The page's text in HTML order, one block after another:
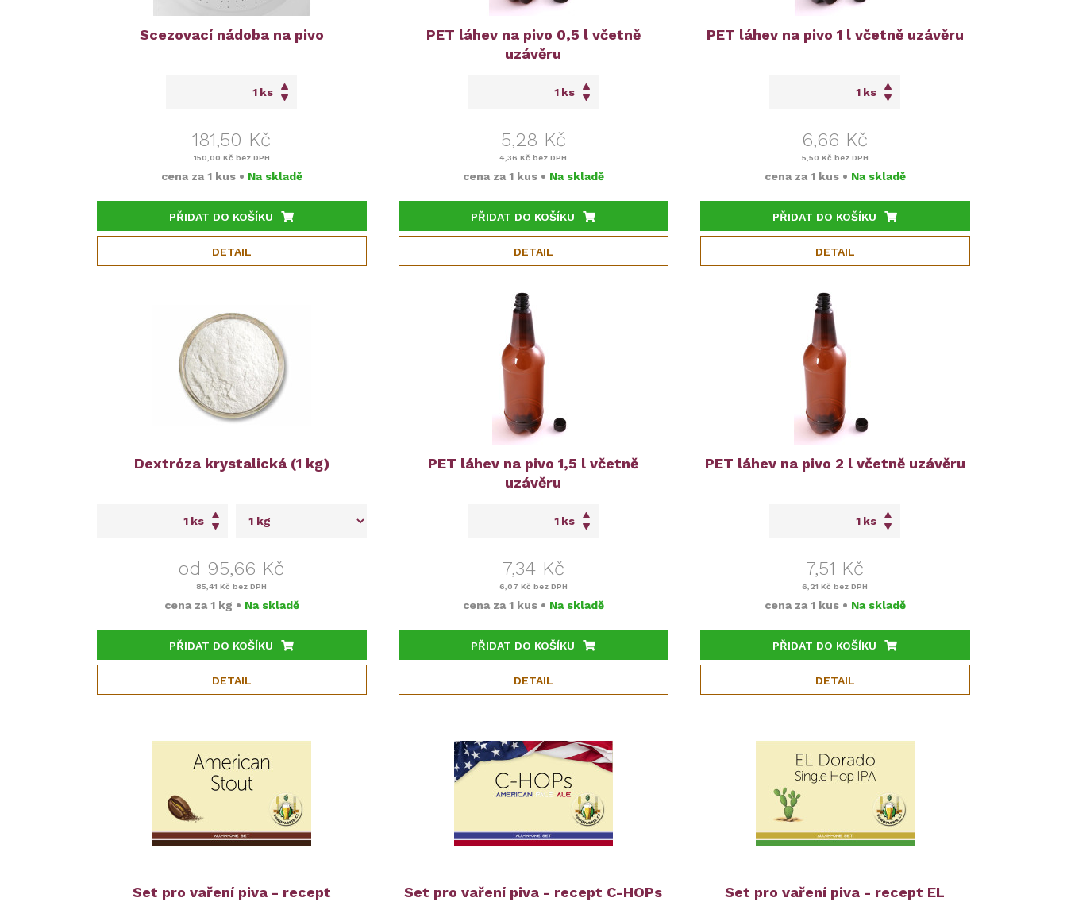
Scezovací nádoba na pivo
ks
181,50 Kč
150,00 Kč bez DPH
cena za 1 kus • Na skladě
PŘIDAT DO KOŠÍKU
DETAIL
PET láhev na pivo 0,5 l včetně
uzávěru
ks
5,28 Kč
4,36 Kč bez DPH
cena za 1 kus • Na skladě
PŘIDAT DO KOŠÍKU
DETAIL
PET láhev na pivo 1 l včetně uzávěru
ks
6,66 Kč
5,50 Kč bez DPH
cena za 1 kus • Na skladě
PŘIDAT DO KOŠÍKU
DETAIL
Dextróza krystalická (1 kg)
ks
od 95,66 Kč
85,41 Kč bez DPH
cena za 1 kg • Na skladě
PŘIDAT DO KOŠÍKU
DETAIL
PET láhev na pivo 1,5 l včetně
uzávěru
ks
7,34 Kč
6,07 Kč bez DPH
cena za 1 kus • Na skladě
PŘIDAT DO KOŠÍKU
DETAIL
PET láhev na pivo 2 l včetně uzávěru
ks
7,51 Kč
6,21 Kč bez DPH
cena za 1 kus • Na skladě
PŘIDAT DO KOŠÍKU
DETAIL
Set pro vaření piva - recept Set pro vaření piva - recept C-HOPs Set pro vaření piva - recept EL